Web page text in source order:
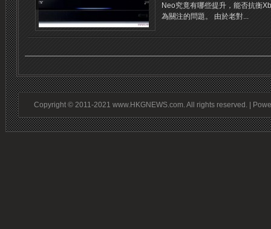
Neo究竟有哪些提升，能否抗衡
為關注的問題。 由於老對...
Copyright © 2011-2021 www.HKGNEWS.com. All rights reserved. |